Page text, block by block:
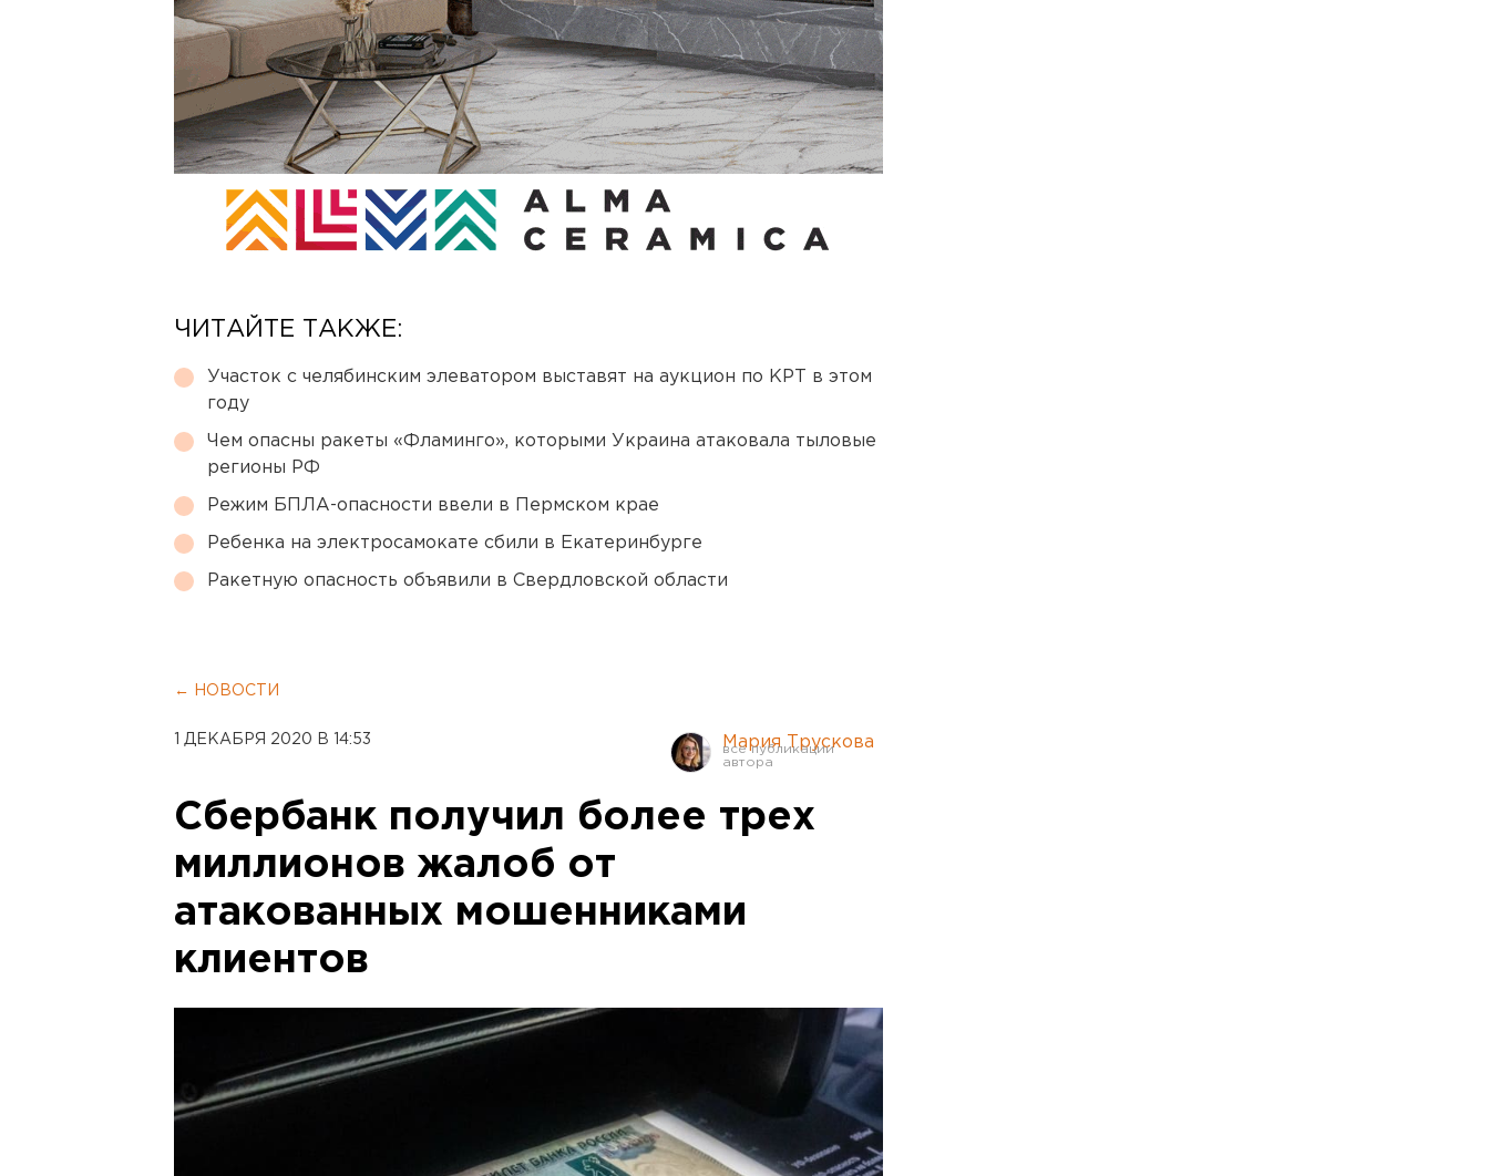
ЧИТАЙТЕ ТАКЖЕ:
Участок с челябинским элеватором выставят на аукцион по КРТ в этом
году
Чем опасны ракеты «Фламинго», которыми Украина атаковала тыловые
регионы РФ
Режим БПЛА-опасности ввели в Пермском крае
Ребенка на электросамокате сбили в Екатеринбурге
Ракетную опасность объявили в Свердловской области
← НОВОСТИ
1 ДЕКАБРЯ 2020 В 14:53 Мария Трускова
Сбербанк получил более трех
миллионов жалоб от
атакованных мошенниками
клиентов